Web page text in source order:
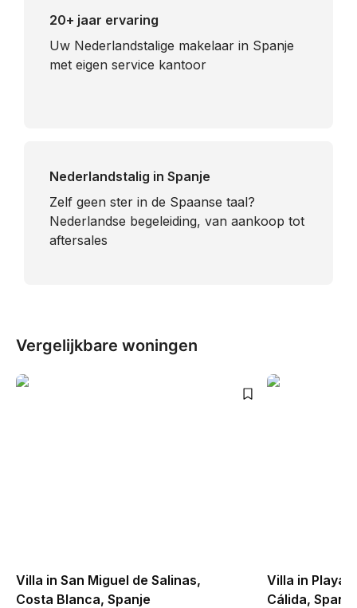
20+ jaar ervaring
Uw Nederlandstalige makelaar in Spanje
met eigen service kantoor
Nederlandstalig in Spanje
​Zelf geen ster in de Spaanse taal?
Nederlandse begeleiding, van aankoop tot
aftersales
Vergelijkbare woningen
Villa in San Miguel de Salinas,
Costa Blanca, Spanje
Villa in Playa
Cálida, Spanje